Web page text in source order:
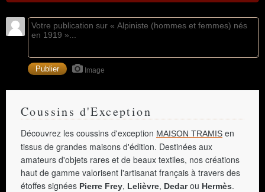
Image
Coussins d'Exception
Découvrez les coussins d'exception MAISON TRAMIS en
tissus de grandes maisons d'édition. Destinées aux
amateurs d'objets rares et de beaux textiles, nos créations
haut de gamme valorisent l'artisanat français à travers des
étoffes signées Pierre Frey, Lelièvre, Dedarou Hermès.